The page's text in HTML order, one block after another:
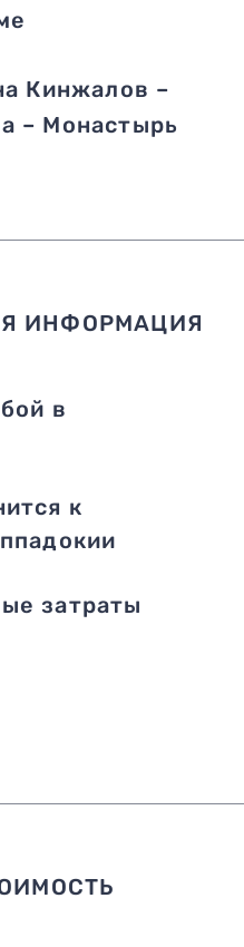
Кинжалов –
– Монастырь
ИНФОРМАЦИЯ
в
к
затраты